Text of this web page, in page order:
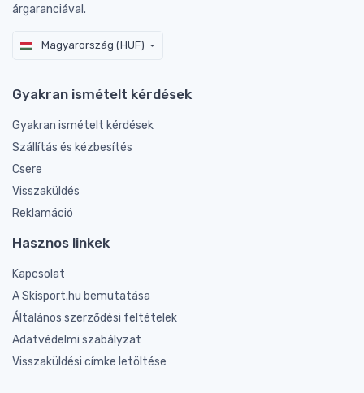
árgaranciával.
Magyarország (HUF)
Gyakran ismételt kérdések
Gyakran ismételt kérdések
Szállítás és kézbesítés
Csere
Visszaküldés
Reklamáció
Hasznos linkek
Kapcsolat
A Skisport.hu bemutatása
Általános szerződési feltételek
Adatvédelmi szabályzat
Visszaküldési címke letöltése